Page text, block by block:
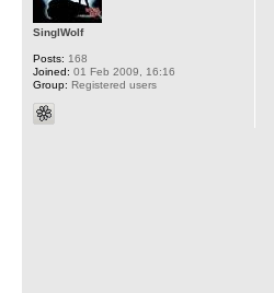
SinglWolf
Posts: 168
Joined: 01 Feb 2009, 16:16
Group: Registered users